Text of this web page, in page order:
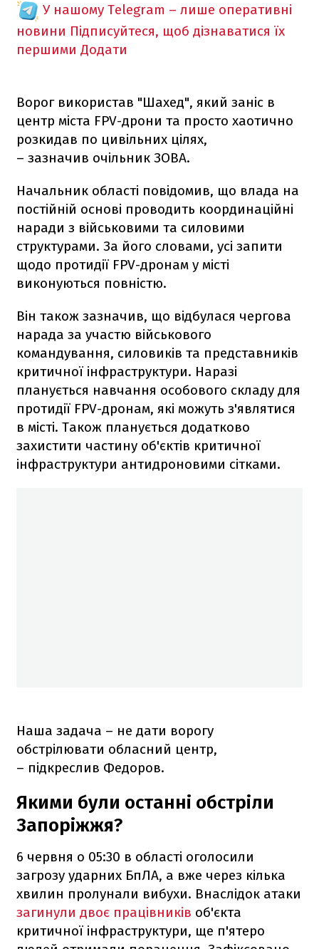
У нашому Telegram – лише оперативні
новини Підписуйтеся, щоб дізнаватися їх
першими Додати
Ворог використав "Шахед", який заніс в
центр міста FPV-дрони та просто хаотично
розкидав по цивільних цілях,
– зазначив очільник ЗОВА.
Начальник області повідомив, що влада на
постійній основі проводить координаційні
наради з військовими та силовими
структурами. За його словами, усі запити
щодо протидії FPV-дронам у місті
виконуються повністю.
Він також зазначив, що відбулася чергова
нарада за участю військового
командування, силовиків та представників
критичної інфраструктури. Наразі
планується навчання особового складу для
протидії FPV-дронам, які можуть з'являтися
в місті. Також планується додатково
захистити частину об'єктів критичної
інфраструктури антидроновими сітками.
Наша задача – не дати ворогу
обстрілювати обласний центр,
– підкреслив Федоров.
Якими були останні обстріли
Запоріжжя?
6 червня о 05:30 в області оголосили
загрозу ударних БпЛА, а вже через кілька
хвилин пролунали вибухи. Внаслідок атаки
загинули двоє працівників об'єкта
критичної інфраструктури, ще п'ятеро